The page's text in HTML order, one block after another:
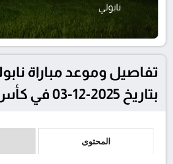
نابولي
تفاصيل وموعد مباراة
بتاريخ 2025-12-03 في كأس إيطاليا
المحتوى